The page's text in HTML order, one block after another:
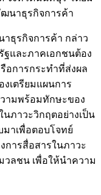
นาธุรกิจการค้า
ธุรกิจการค้า กล่าว
ฐและภาคเอกชนต้อง
อการกระทำที่ส่งผล
เตรียมแผนการ
ามพร้อมทักษะของ
ภาวะวิกฤตอย่างเป็น
าเพื่อตอบโจทย์
การสื่อสารในภาวะ
ลชน เพื่อให้นำความ